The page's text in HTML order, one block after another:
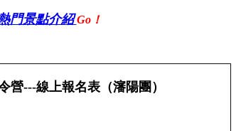
門景點介紹 Go！
營---線上報名表 （瀋陽團）